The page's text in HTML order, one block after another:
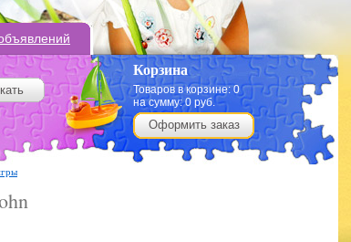
Корзина
Товаров в корзине:0
на сумму:0 руб.
Оформить заказ